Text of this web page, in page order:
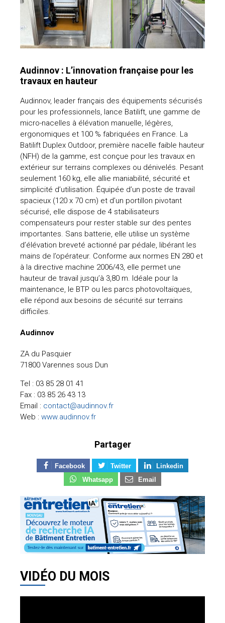
Audinnov : L’innovation française pour les
travaux en hauteur
Audinnov, leader français des équipements sécurisés
pour les professionnels, lance Batilift, une gamme de
micro-nacelles à élévation manuelle, légères,
ergonomiques et 100 % fabriquées en France. La
Batilift Duplex Outdoor, première nacelle faible hauteur
(NFH) de la gamme, est conçue pour les travaux en
extérieur sur terrains complexes ou dénivelés. Pesant
seulement 160 kg, elle allie maniabilité, sécurité et
simplicité d’utilisation. Équipée d’un poste de travail
spacieux (120 x 70 cm) et d’un portillon pivotant
sécurisé, elle dispose de 4 stabilisateurs
compensateurs pour rester stable sur des pentes
importantes. Sans batterie, elle utilise un système
d’élévation breveté actionné par pédale, libérant les
mains de l’opérateur. Conforme aux normes EN 280 et
à la directive machine 2006/43, elle permet une
hauteur de travail jusqu’à 3,80 m. Idéale pour la
maintenance, le BTP ou les parcs photovoltaïques,
elle répond aux besoins de sécurité sur terrains
difficiles.
Audinnov
ZA du Pasquier
71800 Varennes sous Dun
Tel : 03 85 28 01 41
Fax : 03 85 26 43 13
Email : contact@audinnov.fr
Web : www.audinnov.fr
Partager
Facebook Twitter
Linkedin
Whatsapp
Email
VIDÉO DU MOIS